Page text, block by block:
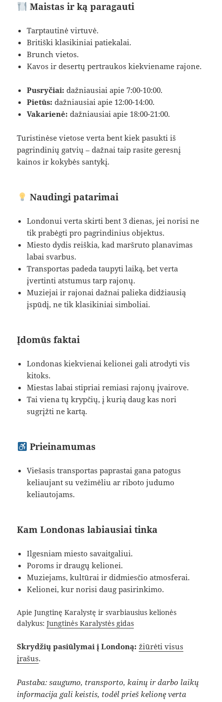
Maistas ir ką paragauti
Tarptautinė virtuvė.
Britiški klasikiniai patiekalai.
Brunch vietos.
Kavos ir desertų pertraukos kiekviename rajone.
Pusryčiai: dažniausiai apie 7:00-10:00.
Pietūs: dažniausiai apie 12:00-14:00.
Vakarienė: dažniausiai apie 18:00-21:00.
Turistinėse vietose verta bent kiek pasukti iš
pagrindinių gatvių – dažnai taip rasite geresnį
kainos ir kokybės santykį.
Naudingi patarimai
Londonui verta skirti bent 3 dienas, jei norisi ne
tik prabėgti pro pagrindinius objektus.
Miesto dydis reiškia, kad maršruto planavimas
labai svarbus.
Transportas padeda taupyti laiką, bet verta
įvertinti atstumus tarp rajonų.
Muziejai ir rajonai dažnai palieka didžiausią
įspūdį, ne tik klasikiniai simboliai.
Įdomūs faktai
Londonas kiekvienai kelionei gali atrodyti vis
kitoks.
Miestas labai stipriai remiasi rajonų įvairove.
Tai viena tų krypčių, į kurią daug kas nori
sugrįžti ne kartą.
Prieinamumas
Viešasis transportas paprastai gana patogus
keliaujant su vežimėliu ar riboto judumo
keliautojams.
Kam Londonas labiausiai tinka
Ilgesniam miesto savaitgaliui.
Poroms ir draugų kelionei.
Muziejams, kultūrai ir didmiesčio atmosferai.
Kelionei, kur norisi daug pasirinkimo.
Apie Jungtinę Karalystę ir svarbiausius kelionės
dalykus:Jungtinės Karalystės gidas
Skrydžių pasiūlymai į Londoną: žiūrėti visus
įrašus.
Pastaba: saugumo, transporto, kainų ir darbo laikų
informacija gali keistis, todėl prieš kelionę verta